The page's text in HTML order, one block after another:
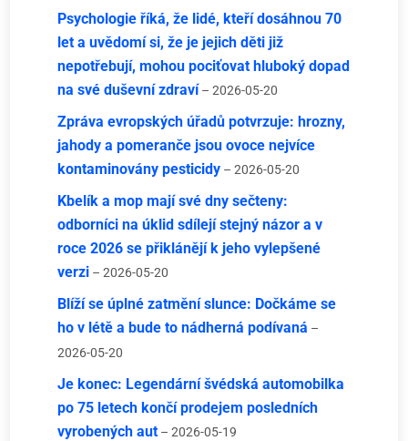
Psychologie říká, že lidé, kteří dosáhnou 70
let a uvědomí si, že je jejich děti již
nepotřebují, mohou pociťovat hluboký dopad
na své duševní zdraví – 2026-05-20
Zpráva evropských úřadů potvrzuje: hrozny,
jahody a pomeranče jsou ovoce nejvíce
kontaminovány pesticidy – 2026-05-20
Kbelík a mop mají své dny sečteny:
odborníci na úklid sdílejí stejný názor a v
roce 2026 se přiklánějí k jeho vylepšené
verzi – 2026-05-20
Blíží se úplné zatmění slunce: Dočkáme se
ho v létě a bude to nádherná podívaná –
2026-05-20
Je konec: Legendární švédská automobilka
po 75 letech končí prodejem posledních
vyrobených aut – 2026-05-19